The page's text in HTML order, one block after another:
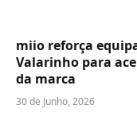
miio reforça
Valarinho para
da marca
30 de Junho, 2026